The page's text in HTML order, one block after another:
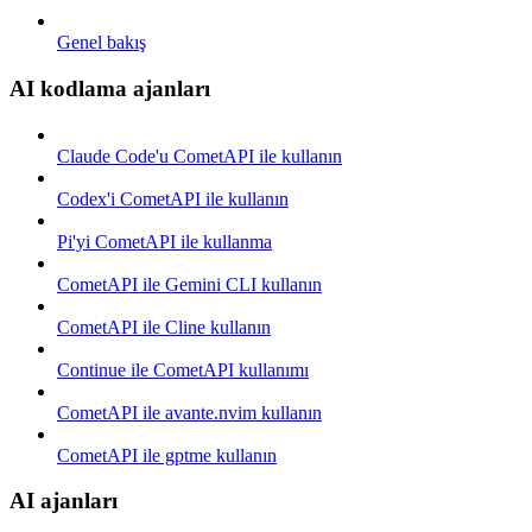
Genel bakış
AI kodlama ajanları
Claude Code'u CometAPI ile kullanın
Codex'i CometAPI ile kullanın
Pi'yi CometAPI ile kullanma
CometAPI ile Gemini CLI kullanın
CometAPI ile Cline kullanın
Continue ile CometAPI kullanımı
CometAPI ile avante.nvim kullanın
CometAPI ile gptme kullanın
AI ajanları